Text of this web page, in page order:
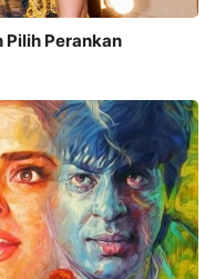
Pilih Perankan